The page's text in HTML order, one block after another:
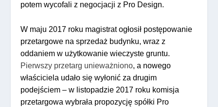
potem wycofali z negocjacji z Pro Design.
W maju 2017 roku magistrat ogłosił postępowanie
przetargowe na sprzedaż budynku, wraz z
oddaniem w użytkowanie wieczyste gruntu.
Pierwszy przetarg unieważniono, a nowego
właściciela udało się wyłonić za drugim
podejściem – w listopadzie 2017 roku komisja
przetargowa wybrała propozycję spółki Pro